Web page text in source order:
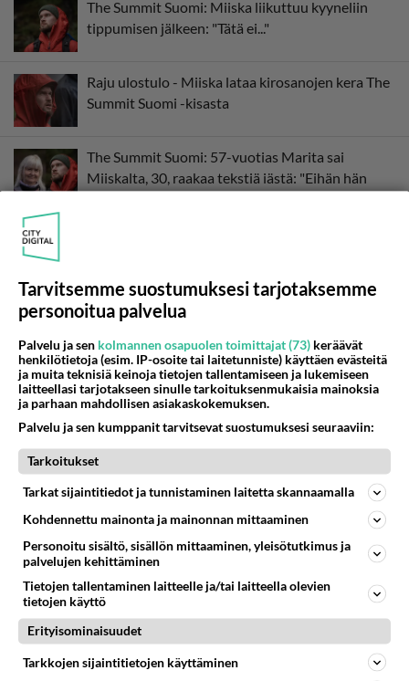
The Summit Suomi: Miiska liikuttuu kyyneliin
tippumisen jälkeen: "Tätä ei..."
Raju ulostulo - Miiska lataa kirosanojen kera The
Summit Suomi -kisasta
The Summit Suomi: 57-vuotias Marita sai
Miiskalta, 30, raakaa tekstiä iästä: "Eihän hän
LUETUIMMAT
Muistatko? Kädestä suuhun
Tarvitsemme suostumuksesi tarjotaksemme
personoitua palvelua
Palvelu ja sen kolmannen osapuolen toimittajat (73) keräävät
henkilötietoja (esim. IP-osoite tai laitetunniste) käyttäen evästeitä
ja muita teknisiä keinoja tietojen tallentamiseen ja lukemiseen
laitteellasi tarjotakseen sinulle tarkoituksenmukaisia mainoksia
ja parhaan mahdollisen asiakaskokemuksen.
Palvelu ja sen kumppanit tarvitsevat suostumuksesi seuraaviin:
Tarkoitukset
Tarkat sijaintitiedot ja tunnistaminen laitetta skannaamalla
Kohdennettu mainonta ja mainonnan mittaaminen
Personoitu sisältö, sisällön mittaaminen, yleisötutkimus ja
palvelujen kehittäminen
Tietojen tallentaminen laitteelle ja/tai laitteella olevien
tietojen käyttö
Erityisominaisuudet
Tarkkojen sijaintitietojen käyttäminen